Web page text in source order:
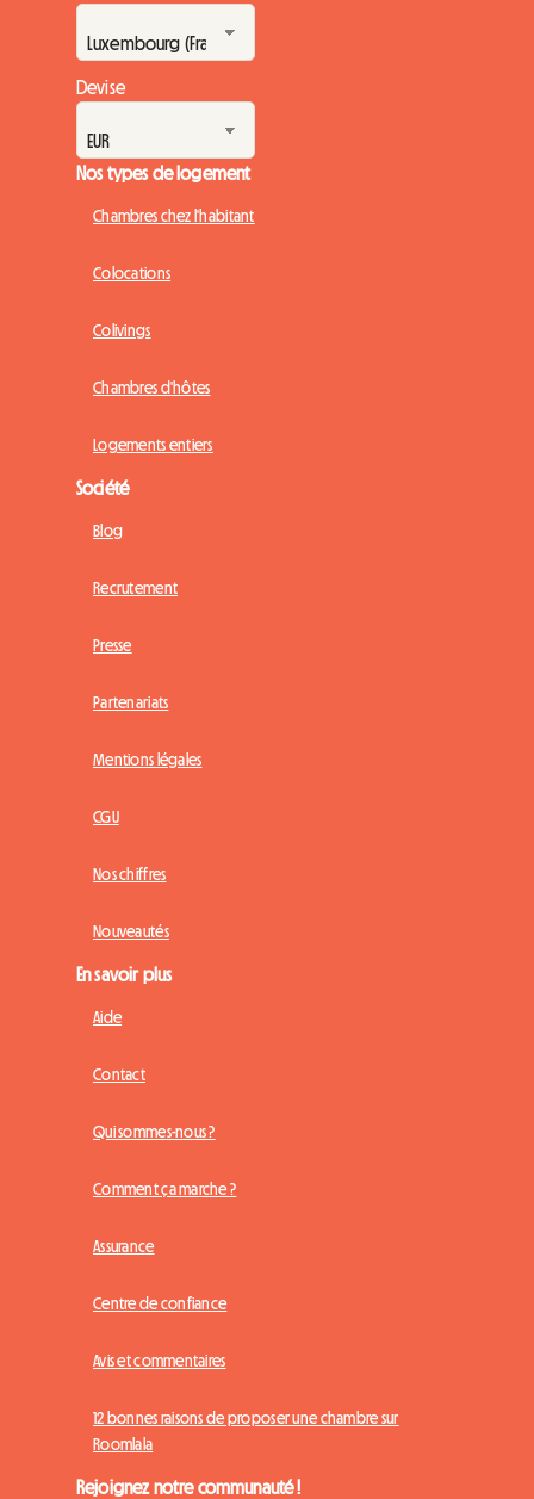
Devise
Nos types de logement
Chambres chez l'habitant
Colocations
Colivings
Chambres d'hôtes
Logements entiers
Société
Blog
Recrutement
Presse
Partenariats
Mentions légales
CGU
Nos chiffres
Nouveautés
En savoir plus
Aide
Contact
Qui sommes-nous ?
Comment ça marche ?
Assurance
Centre de confiance
Avis et commentaires
12 bonnes raisons de proposer une chambre sur
Roomlala
Rejoignez notre communauté !